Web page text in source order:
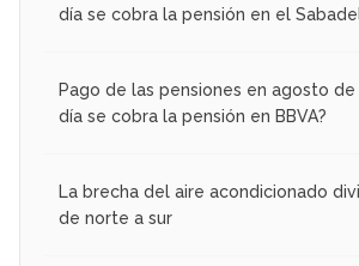
día se cobra la pensión en el
Pago de las pensiones en agosto de
día se cobra la pensión en BBVA?
La brecha del aire acondicionado
de norte a sur